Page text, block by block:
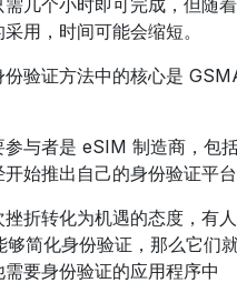
几个小时即可完成，但随
用，时间可能会缩短。
份验证方法中的核心是
参与者是 eSIM 制造商，包
始推出自己的身份验证平台
折转化为机遇的态度，有人
简化身份验证，那么它们
要身份验证的应用程序中